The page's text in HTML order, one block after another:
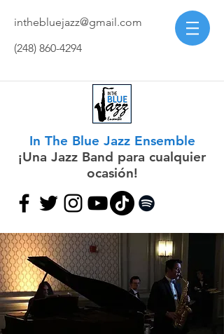
inthebluejazz@gmail.com
(248) 860-4294
In The Blue Jazz Ensemble
¡Una Jazz Band para cualquier
ocasión!